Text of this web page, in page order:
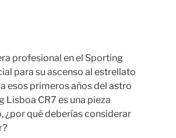
profesional en el Sporting
para su ascenso al estrellato
esos primeros años del astro
CR7 es una pieza
¿por qué deberías considerar